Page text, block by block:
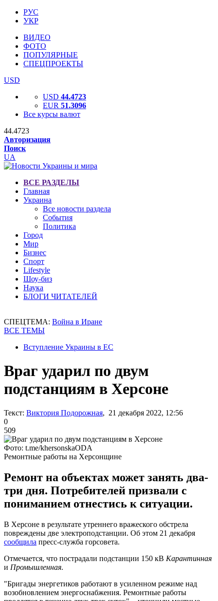
РУС
УКР
ВИДЕО
ФОТО
ПОПУЛЯРНЫЕ
СПЕЦПРОЕКТЫ
USD
USD 44.4723
EUR 51.3096
Все курсы валют
44.4723
Авторизация
Поиск
UA
ВСЕ РАЗДЕЛЫ
Главная
Украина
Все новости раздела
События
Политика
Город
Мир
Бизнес
Спорт
Lifestyle
Шоу-биз
Наука
БЛОГИ ЧИТАТЕЛЕЙ
СПЕЦТЕМА: Война в Иране
ВСЕ ТЕМЫ
Вступление Украины в ЕС
Враг ударил по двум
подстанциям в Херсоне
Текст: Виктория Подорожная, 21 декабря 2022, 12:56
0
509
Фото: t.me/khersonskaODA
Ремонтные работы на Херсонщине
Ремонт на объектах может занять два-
три дня. Потребителей призвали с
пониманием отнестись к ситуации.
В Херсоне в результате утреннего вражеского обстрела
повреждены две электроподстанции. Об этом 21 декабря
сообщила пресс-служба горсовета.
Отмечается, что пострадали подстанции 150 кВ Карантинная
и Промышленная.
"Бригады энергетиков работают в усиленном режиме над
возобновлением энергоснабжения. Ремонтные работы